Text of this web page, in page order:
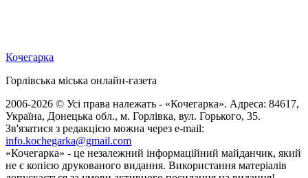
Кочегарка
Горлівська міська онлайн-газета
2006-2026 © Усі права належать - «Кочегарка». Адреса: 84617,
Україна, Донецька обл., м. Горлівка, вул. Горького, 35.
Зв'язатися з редакцією можна через e-mail:
info.kochegarka@gmail.com
«Кочегарка» - це незалежний інформаційний майданчик, який
не є копією друкованого видання. Використання матеріалів